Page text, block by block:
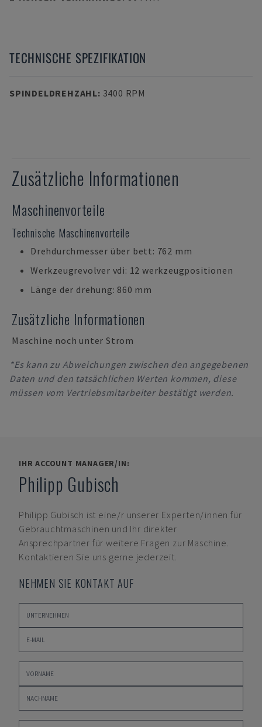
TECHNISCHE SPEZIFIKATION
SPINDELDREHZAHL: 3400 RPM
Zusätzliche Informationen
Maschinenvorteile
Technische Maschinenvorteile
Drehdurchmesser über bett: 762 mm
Werkzeugrevolver vdi: 12 werkzeugpositionen
Länge der drehung: 860 mm
Zusätzliche Informationen
Maschine noch unter Strom
*Es kann zu Abweichungen zwischen den angegebenen
Daten und den tatsächlichen Werten kommen, diese
müssen vom Vertriebsmitarbeiter bestätigt werden.
IHR ACCOUNT MANAGER/IN:
Philipp Gubisch
Philipp Gubisch ist eine/r unserer Experten/innen für
Gebrauchtmaschinen und Ihr direkter
Ansprechpartner für weitere Fragen zur Maschine.
Kontaktieren Sie uns gerne jederzeit.
NEHMEN SIE KONTAKT AUF